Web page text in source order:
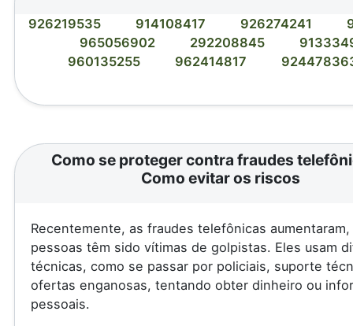
926219535 914108417 926274241
965056902
292208845
960135255
962414817
Como se proteger contra fraudes
Como evitar os riscos
Recentemente, as fraudes telefônicas
pessoas têm sido vítimas de golpistas. Eles usam
técnicas, como se passar por policiais, suporte
ofertas enganosas, tentando obter dinheiro ou
pessoais.